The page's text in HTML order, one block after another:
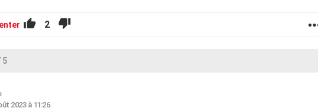
2
5
2023 à 11:26